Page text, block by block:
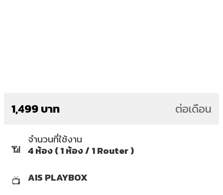
1,499 บาท ต่อเดือน
📶
จำนวนที่ใช้งาน
4 ห้อง ( 1 ห้อง / 1 Router )
📺 AIS PLAYBOX